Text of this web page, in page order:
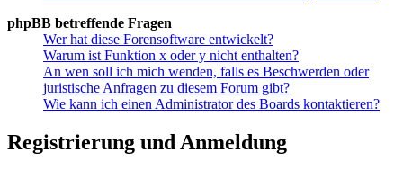
phpBB betreffende Fragen
Wer hat diese Forensoftware entwickelt?
Warum ist Funktion x oder y nicht enthalten?
An wen soll ich mich wenden, falls es Beschwerden oder
juristische Anfragen zu diesem Forum gibt?
Wie kann ich einen Administrator des Boards kontaktieren?
Registrierung und Anmeldung